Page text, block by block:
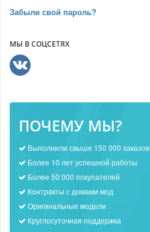
Забыли свой пароль?
МЫ В СОЦСЕТЯХ
ПОЧЕМУ МЫ?
Выполнили свыше 150 000 заказов
Более 10 лет успешной работы
Более 50 000 покупателей
Контракты с домами мод
Оригинальные модели
Круглосуточная поддержка